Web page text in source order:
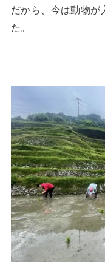
だから、今は動物が
た。